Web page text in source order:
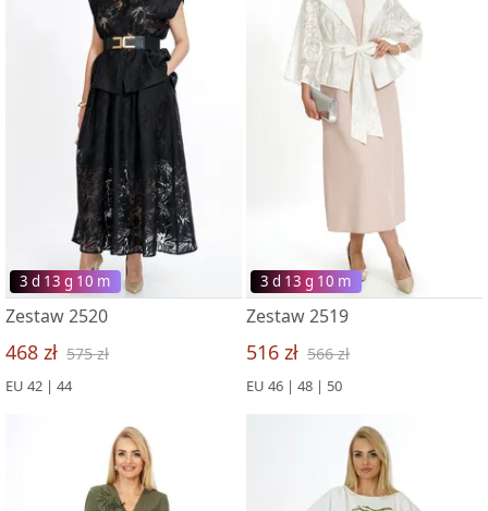
3 d 13 g 09 m
Zestaw 2520
468 zł 575 zł
EU 42 | 44
3 d 13 g 09 m
Zestaw 2519
516 zł 566 zł
EU 46 | 48 | 50